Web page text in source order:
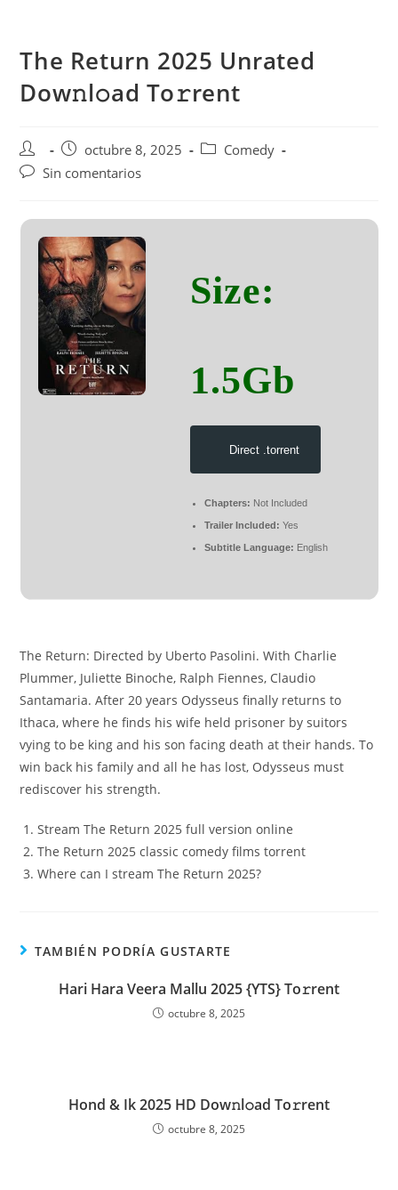
contenido
The Return 2025 Unrated
Dow𝚗l𝚘ad To𝚛rent
Autor
de
Publicación
de
octubre 8, 2025
Categoría
Comedy
Comentarios
entrada:
Sin comentarios
Size:
1.5Gb
Direct .torrent
Chapters: Not Included
Trailer Included: Yes
Subtitle Language: English
The Return: Directed by Uberto Pasolini. With Charlie
Plummer, Juliette Binoche, Ralph Fiennes, Claudio
Santamaria. After 20 years Odysseus finally returns to
Ithaca, where he finds his wife held prisoner by suitors
vying to be king and his son facing death at their hands. To
win back his family and all he has lost, Odysseus must
rediscover his strength.
Stream The Return 2025 full version online
The Return 2025 classic comedy films torrent
Where can I stream The Return 2025?
TAMBIÉN PODRÍA GUSTARTE
Hari Hara Veera Mallu 2025 {YTS} To𝚛rent
octubre 8, 2025
Hond & Ik 2025 HD Dow𝚗l𝚘ad To𝚛rent
octubre 8, 2025